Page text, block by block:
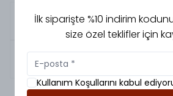
5.0
İlk siparişte %10 indirim
size özel teklifler için
Kullanım Koşullarını kabul